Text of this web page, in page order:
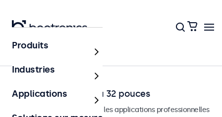
Accueil
Moniteurs VGA de 7 à 32 pouces
Moniteurs VGA conçus pour les applications professionnelles
Produits
Industries
Applications